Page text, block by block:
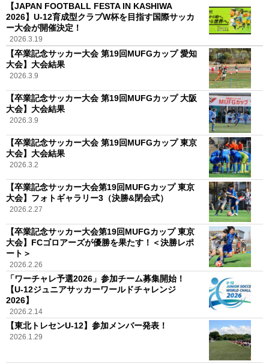
【JAPAN FOOTBALL FESTA IN KASHIWA
2026】U-12育成型クラブW杯を目指す国際サッカ
ー大会が開催決定！
2026.3.19
【卒業記念サッカー大会 第19回MUFGカップ 愛知
大会】大会結果
2026.3.9
【卒業記念サッカー大会 第19回MUFGカップ 大阪
大会】大会結果
2026.3.9
【卒業記念サッカー大会 第19回MUFGカップ 東京
大会】大会結果
2026.3.2
【卒業記念サッカー大会第19回MUFGカップ 東京
大会】フォトギャラリー3（決勝&閉会式）
2026.2.27
【卒業記念サッカー大会第19回MUFGカップ 東京
大会】FCゴロアーズが優勝を果たす！＜決勝レポ
ート＞
2026.2.26
「ワーチャレ予選2026」参加チーム募集開始！
【U-12ジュニアサッカーワールドチャレンジ
2026】
2026.2.14
【東北トレセンU-12】参加メンバー発表！
2026.1.29